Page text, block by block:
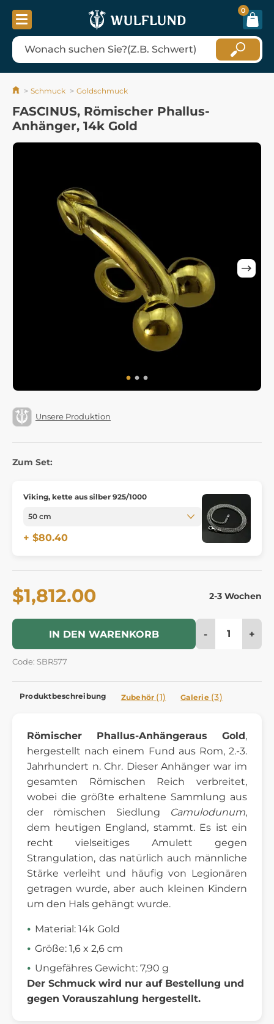
0
Schmuck Goldschmuck
FASCINUS, Römischer Phallus-
Anhänger, 14k Gold
Unsere Produktion
Zum Set:
Viking, kette aus silber 925/1000
+ $80.40
$1,812.00 2-3 Wochen
IN DEN WARENKORB - +
Code: SBR577
Produktbeschreibung Zubehör (1) Galerie (3)
Römischer Phallus-Anhängeraus Gold,
hergestellt nach einem Fund aus Rom, 2.-3.
Jahrhundert n. Chr. Dieser Anhänger war im
gesamten Römischen Reich verbreitet,
wobei die größte erhaltene Sammlung aus
der römischen Siedlung
Camulodunum,
dem heutigen England, stammt. Es ist ein
recht vielseitiges Amulett gegen
Strangulation, das natürlich auch männliche
Stärke verleiht und häufig von Legionären
getragen wurde, aber auch kleinen Kindern
um den Hals gehängt wurde.
Material: 14k Gold
Größe: 1,6 x 2,6 cm
Ungefähres Gewicht: 7,90 g
Der Schmuck wird nur auf Bestellung und
gegen Vorauszahlung hergestellt.